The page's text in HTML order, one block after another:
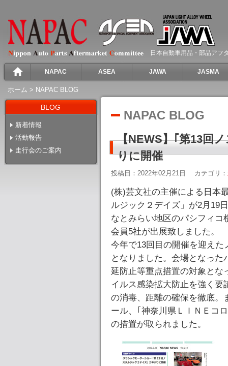
日本自動車用品・部品アフ
NAPAC ASEA JAWA JASMA
ホーム > NAPAC BLOG
BLOG
新着情報
活動報告
走行会のご案内
NAPAC BLOG
【NEWS】｢第13回
りに開催
投稿日：2022年02月21日 カテゴリ：
(株)芸文社の主催による日本
ルジック２デイズ」が2月19
なとみらい地区のパシフィコ
会員5社が出展致しました。
今年で13回目の開催を迎え
となりました。会場となっ
延防止等重点措置の対象とな
イルス感染拡大防止を強く要
の消毒、距離の確保を徹底。
ール、｢神奈川県ＬＩＮＥコ
の措置が取られました。